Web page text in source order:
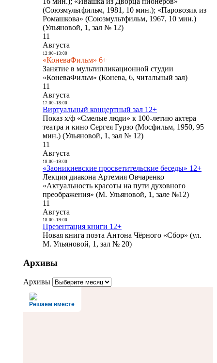
(Союзмультфильм, 1981, 10 мин.); «Паровозик из
Ромашкова» (Союзмультфильм, 1967, 10 мин.)
(Ульяновой, 1, зал № 12)
11
Августа
12:00- 13:00
«КоневаФильм» 6+
Занятие в мультипликационной студии
«КоневаФильм» (Конева, 6, читальный зал)
11
Августа
17:00- 18:00
Виртуальный концертный зал 12+
Показ х/ф «Смелые люди» к 100-летию актера
театра и кино Сергея Гурзо (Мосфильм, 1950, 95
мин.) (Ульяновой, 1, зал № 12)
11
Августа
18:00- 19:00
«Заоникиевские просветительские беседы» 12+
Лекция диакона Артемия Овчаренко
«Актуальность красоты на пути духовного
преображения» (М. Ульяновой, 1, зале №12)
11
Августа
18:00- 19:00
Презентация книги 12+
Новая книга поэта Антона Чёрного «Сбор» (ул.
М. Ульяновой, 1, зал № 20)
Архивы
Архивы
Решаем вместе